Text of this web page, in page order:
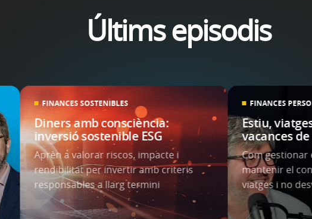
Últims episodis
FINANCES SOSTENIBLES
Diners amb consciència:
inversió sostenible ESG
Aprèn a valorar riscos, impacte i
rendibilitat per invertir amb criteris
responsables a llarg termini
FINANCES
Estiu,
vacances
Com gestionar
mantenir el
viatges i no